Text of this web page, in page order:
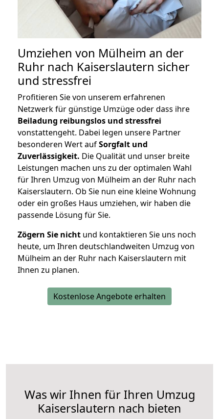
Umziehen von Mülheim an der
Ruhr nach Kaiserslautern sicher
und stressfrei
Profitieren Sie von unserem erfahrenen
Netzwerk für günstige Umzüge oder dass ihre
Beiladung reibungslos und stressfrei
vonstattengeht. Dabei legen unsere Partner
besonderen Wert aufSorgfalt und
Zuverlässigkeit. Die Qualität und unser breite
Leistungen machen uns zu der optimalen Wahl
für Ihren Umzug von Mülheim an der Ruhr nach
Kaiserslautern. Ob Sie nun eine kleine Wohnung
oder ein großes Haus umziehen, wir haben die
passende Lösung für Sie.
Zögern Sie nicht und kontaktieren Sie uns noch
heute, um Ihren deutschlandweiten Umzug von
Mülheim an der Ruhr nach Kaiserslautern mit
Ihnen zu planen.
Kostenlose Angebote erhalten
Was wir Ihnen für Ihren Umzug
Kaiserslautern nach bieten